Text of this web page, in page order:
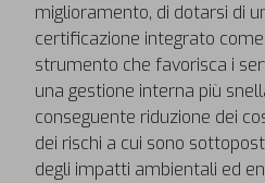
miglioramento, di dotarsi di
certificazione integrato
strumento che favorisca i
una gestione interna più
conseguente riduzione dei
dei rischi a cui sono
degli impatti ambientali ed